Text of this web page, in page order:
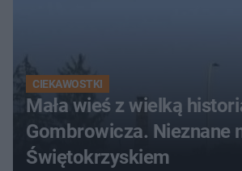
CIEKAWOSTKI
Mała wieś z wielką
Gombrowicza. Nieznane
Świętokrzyskiem